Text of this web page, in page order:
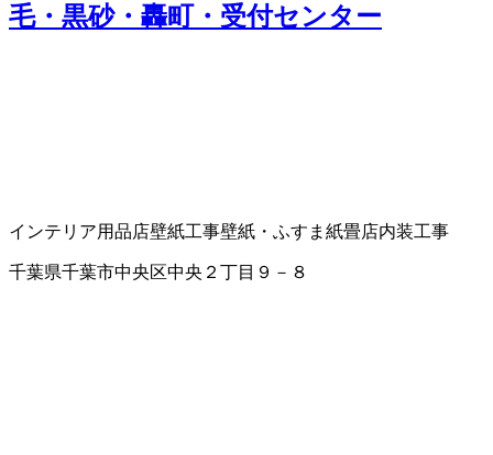
毛・黒砂・轟町・受付センター
インテリア用品店壁紙工事壁紙・ふすま紙畳店内装工事
千葉県千葉市中央区中央２丁目９－８